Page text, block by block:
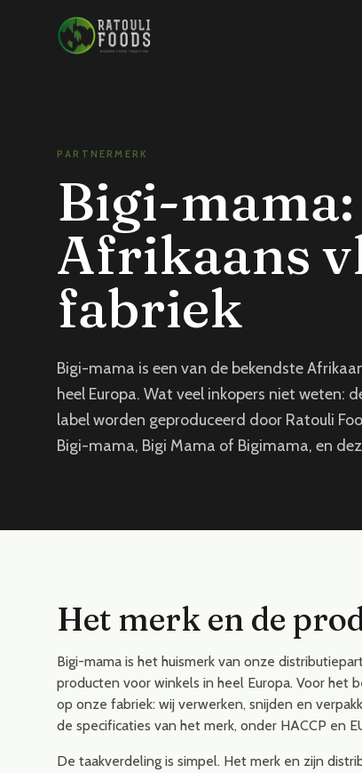
PARTNERMERK
Bigi-
Afrikaans
fabriek
Bigi-mama is een van de bekendste
heel Europa. Wat veel inkopers niet weten:
label worden geproduceerd door Ratouli
Bigi-mama, Bigi Mama of Bigimama, en
Het merk en de
Bigi-mama is het huismerk van onze
producten voor winkels in heel Europa. Voor
op onze fabriek: wij verwerken, snijden en
de specificaties van het merk, onder HACCP en
De taakverdeling is simpel. Het merk en zijn